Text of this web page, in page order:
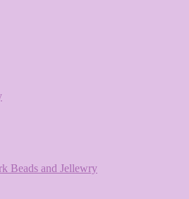
Beads and Jellewry